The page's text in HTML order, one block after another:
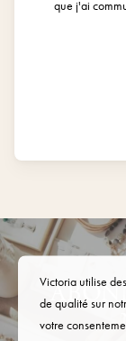
que j'ai
Victoria utilise
de qualité sur
votre